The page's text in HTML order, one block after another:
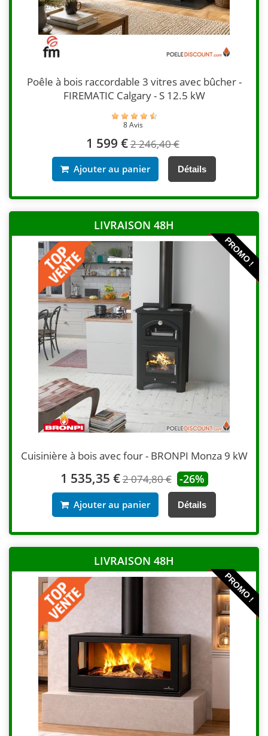
Poêle à bois raccordable 3 vitres avec bûcher -
FIREMATIC Calgary - S 12.5 kW
8 Avis
1 599 €2 246,40 €
Ajouter au panier Détails
LIVRAISON 48H
PROMO !
Cuisinière à bois avec four - BRONPI Monza 9 kW
1 535,35 €2 074,80 € -26%
Ajouter au panier Détails
LIVRAISON 48H
PROMO !